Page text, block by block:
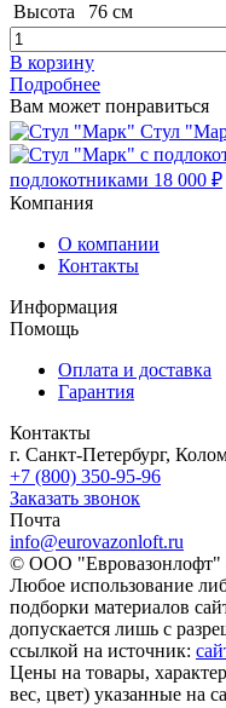
Высота
76 см
В корзину
Подробнее
Вам может понравиться
Стул
подлокотниками 18 000 ₽
Компания
О компании
Контакты
Информация
Помощь
Оплата и доставка
Гарантия
Контакты
г. Санкт-Петербург,
+7 (800) 350-95-96
Заказать звонок
Почта
info@eurovazonloft.ru
© ООО "Евровазонлофт"
Любое использование
подборки материалов
допускается лишь с
ссылкой на источник:
Цены на товары,
вес, цвет) указанные на